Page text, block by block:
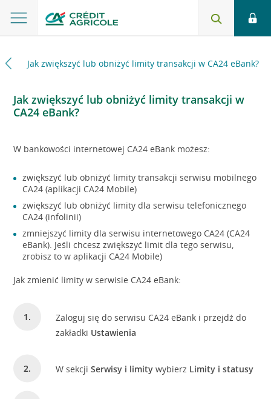
Jak zwiększyć lub obniżyć limity transakcji w CA24 eBank?
Jak zwiększyć lub obniżyć limity transakcji w
CA24 eBank?
W bankowości internetowej CA24 eBank możesz:
zwiększyć lub obniżyć limity transakcji serwisu mobilnego
CA24 (aplikacji CA24 Mobile)
zwiększyć lub obniżyć limity dla serwisu telefonicznego
CA24 (infolinii)
zmniejszyć limity dla serwisu internetowego CA24 (CA24
eBank). Jeśli chcesz zwiększyć limit dla tego serwisu,
zrobisz to w aplikacji CA24 Mobile)
Jak zmienić limity w serwisie CA24 eBank:
Zaloguj się do serwisu CA24 eBank i przejdź do
zakładki Ustawienia
W sekcjiSerwisy i limity wybierz Limity i statusy